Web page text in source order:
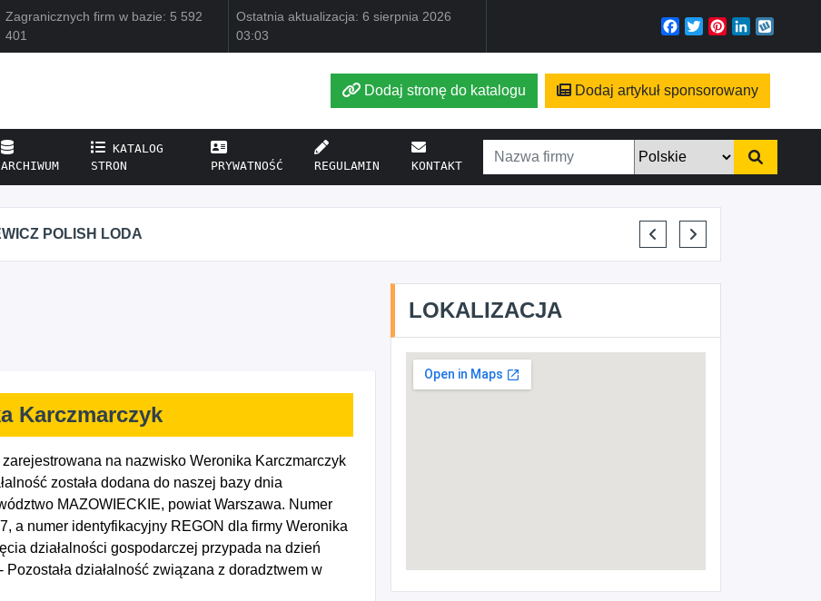
Zagranicznych firm w bazie: 5 592
401
Ostatnia aktualizacja: 6 sierpnia 2026
03:03
Facebook
TwitterPinterest
LinkedIn
Dodaj stronę do katalogu Dodaj artykuł sponsorowany
ARCHIWUM
KATALOG
STRON
PRYWATNOŚĆ REGULAMIN KONTAKT
POLISH LODA ELENA MAKARCHIK
Karczmarczyk
na nazwisko Weronika Karczmarczyk
została dodana do naszej bazy dnia
MAZOWIECKIE, powiat Warszawa. Numer
a numer identyfikacyjny REGON dla firmy Weronika
działalności gospodarczej przypada na dzień
działalność związana z doradztwem w
informatycznymi.
LOKALIZACJA